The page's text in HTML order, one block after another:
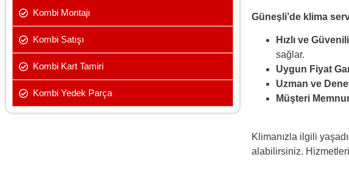
Kombi Montajı
Kombi Satışı
Kombi Kart Tamiri
Kombi Yedek Parça
Güneşli’de klima
Hızlı ve
sağlar.
Uygun Fiyat
Uzman ve
Müşteri
Klimanızla ilgili
alabilirsiniz.